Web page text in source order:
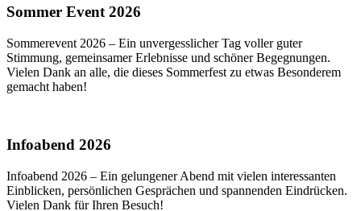
Sommer Event 2026
Sommerevent 2026 – Ein unvergesslicher Tag voller guter
Stimmung, gemeinsamer Erlebnisse und schöner Begegnungen.
Vielen Dank an alle, die dieses Sommerfest zu etwas Besonderem
gemacht haben!
Infoabend 2026
Infoabend 2026 – Ein gelungener Abend mit vielen interessanten
Einblicken, persönlichen Gesprächen und spannenden Eindrücken.
Vielen Dank für Ihren Besuch!